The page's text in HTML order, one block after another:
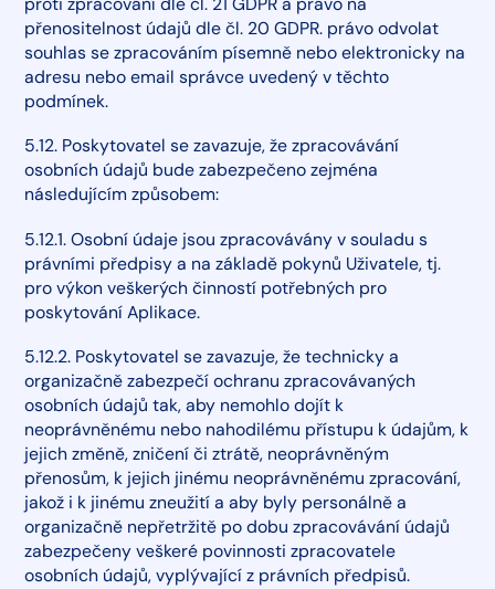
přenositelnost údajů dle čl. 20 GDPR. právo odvolat
souhlas se zpracováním písemně nebo elektronicky na
adresu nebo email správce uvedený v těchto
podmínek.
5.12. Poskytovatel se zavazuje, že zpracovávání
osobních údajů bude zabezpečeno zejména
následujícím způsobem:
5.12.1. Osobní údaje jsou zpracovávány v souladu s
právními předpisy a na základě pokynů Uživatele, tj.
pro výkon veškerých činností potřebných pro
poskytování Aplikace.
5.12.2. Poskytovatel se zavazuje, že technicky a
organizačně zabezpečí ochranu zpracovávaných
osobních údajů tak, aby nemohlo dojít k
neoprávněnému nebo nahodilému přístupu k údajům, k
jejich změně, zničení či ztrátě, neoprávněným
přenosům, k jejich jinému neoprávněnému zpracování,
jakož i k jinému zneužití a aby byly personálně a
organizačně nepřetržitě po dobu zpracovávání údajů
zabezpečeny veškeré povinnosti zpracovatele
osobních údajů, vyplývající z právních předpisů.